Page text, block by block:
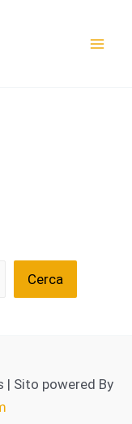
Cerca
| Sito powered By